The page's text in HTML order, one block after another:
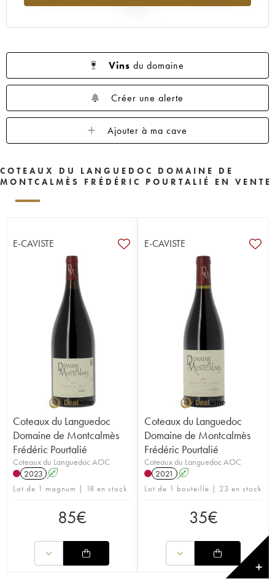
Vins du domaine
Créer une alerte
Ajouter à ma cave
COTEAUX DU LANGUEDOC DOMAINE DE
MONTCALMÈS FRÉDÉRIC POURTALIÉ EN VENTE
E-CAVISTE
Coteaux du Languedoc
Domaine de Montcalmès
Frédéric Pourtalié
Coteaux du Languedoc AOC
2023 A
Lot de 1 magnum | 18 en stock
85€
E-CAVISTE
Coteaux du Languedoc
Domaine de Montcalmès
Frédéric Pourtalié
Coteaux du Languedoc AOC
2021
A
Lot de 1 bouteille | 23 en stock
35€
✕